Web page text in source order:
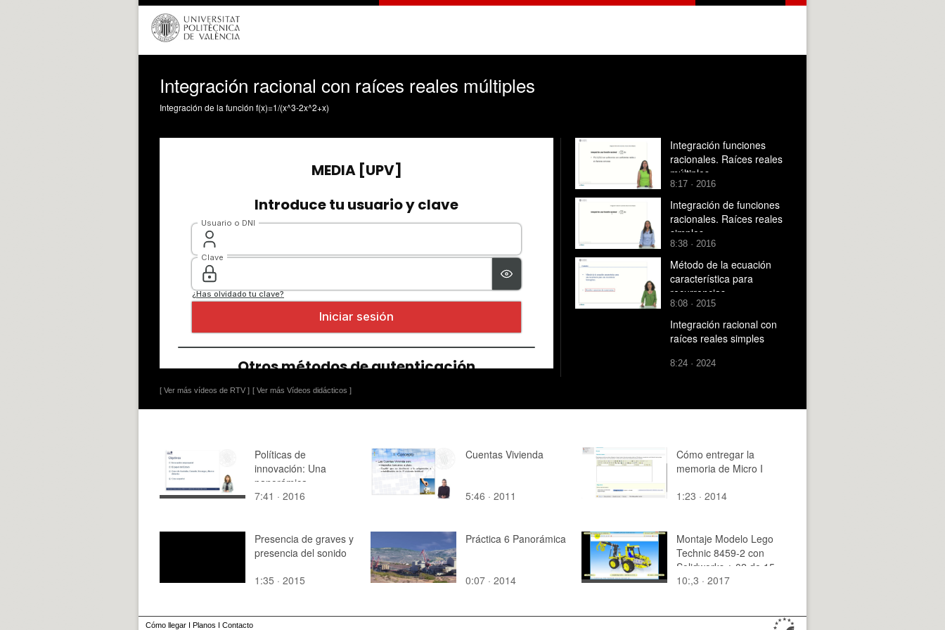
Integración racional con raíces reales múltiples
Integración de la función f(x)=1/(x^3-2x^2+x)
[ Ver más vídeos de RTV ] [ Ver más Vídeos didácticos ]
Integración funciones
racionales. Raíces reales
múltiples
8:17 · 2016
Integración de funciones
racionales. Raíces reales
simples
8:38 · 2016
Método de la ecuación
característica para
recurrencias
homogéneas lineales de
segundo orden con
coeficientes constantes
8:08 · 2015
Integración racional con
raíces reales simples
8:24 · 2024
Políticas de
innovación: Una
panorámica
internacional
7:41 · 2016
Cuentas Vivienda
5:46 · 2011
Cómo entregar la
memoria de Micro I
1:23 · 2014
Presencia de graves y
presencia del sonido
1:35 · 2015
Práctica 6 Panorámica
0:07 · 2014
Montaje Modelo Lego
Technic 8459-2 con
Solidworks ¿ 02 de 15
10:,3 · 2017
Cómo llegar I Planos I Contacto